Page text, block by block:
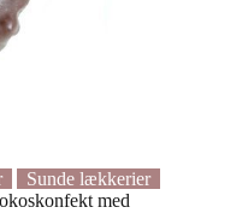
Sunde lækkerier
med